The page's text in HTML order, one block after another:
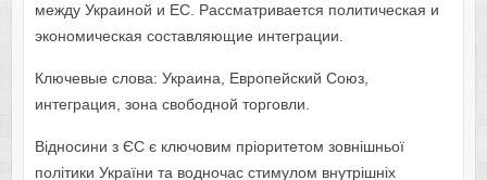
между Украиной и ЕС. Рассматривается политическая и
экономическая составляющие интеграции.
Ключевые слова: Украина, Европейский Союз,
интеграция, зона свободной торговли.
Відносини з ЄС є ключовим пріоритетом зовнішньої
політики України та водночас стимулом внутрішніх